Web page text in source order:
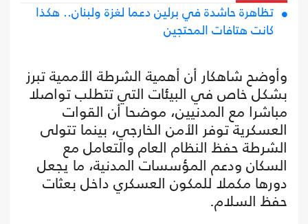
تظاهرة حاشدة في برلين دعما لغزة ولبنان.. هكذا
كانت هتافات المحتجين
وأوضح شاهكار أن أهمية الشرطة الأممية تبرز
بشكل خاص في البيئات التي تتطلب تواصلا
مباشرا مع المدنيين، موضحا أن القوات
العسكرية توفر الأمن الخارجي، بينما تتولى
الشرطة حفظ النظام العام والتعامل مع
السكان ودعم المؤسسات المدنية، ما يجعل
دورها مكملا للمكون العسكري داخل بعثات
حفظ السلام.